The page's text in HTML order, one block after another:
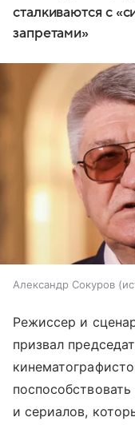
сталкиваются с
запретами»
Александр Сокуров
Режиссер и
призвал
и сериалов,